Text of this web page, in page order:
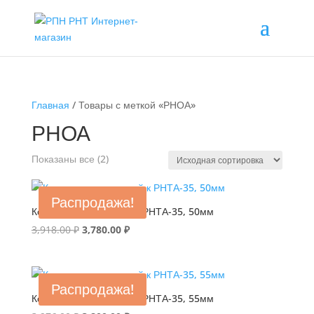
Главная / Товары с меткой «РНОА»
РНОА
Показаны все (2)
Распродажа!
Контакт неподвижный к РНТА-35, 50мм
3,918.00₽ Первоначальная
3,918.00 ₽.
3,780.00 ₽Текущая
Распродажа!
Контакт неподвижный к РНТА-35, 55мм